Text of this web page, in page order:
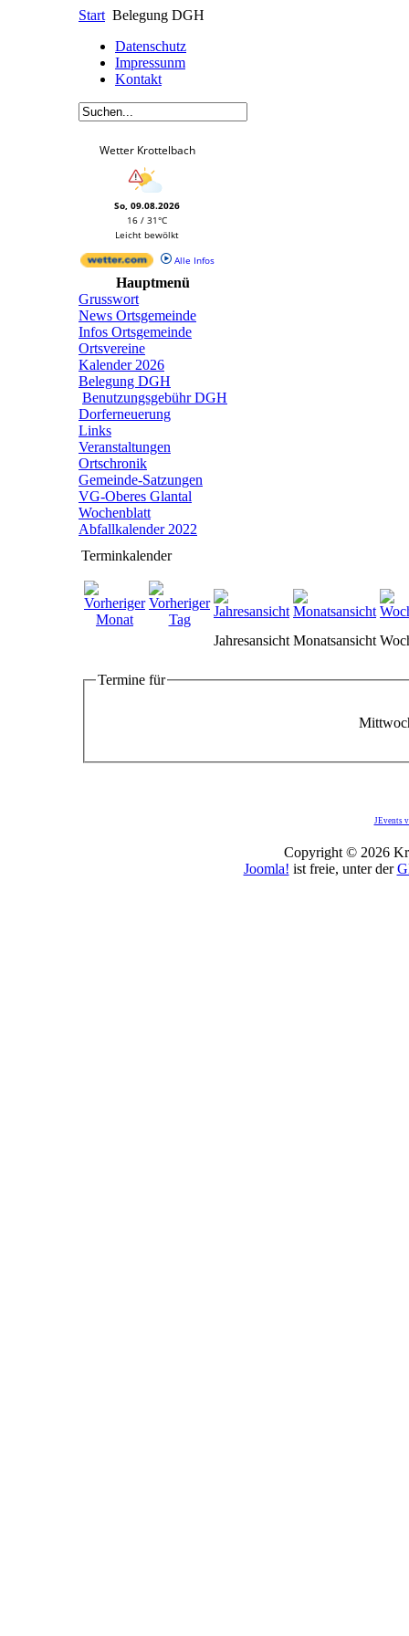
Start Belegung DGH
Datenschutz
Impressunm
Kontakt
Wetter Krottelbach
So, 09.08.2026
16 / 31°C
Leicht bewölkt
Alle Infos
Hauptmenü
Grusswort
News Ortsgemeinde
Infos Ortsgemeinde
Ortsvereine
Kalender 2026
Belegung DGH
Benutzungsgebühr DGH
Dorferneuerung
Links
Veranstaltungen
Ortschronik
Gemeinde-Satzungen
VG-Oberes Glantal
Wochenblatt
Abfallkalender 2022
Terminkalender
Jahresansicht Monatsansicht
Termine für
JEvents
Copyright © 2026
Joomla! ist freie, unter der